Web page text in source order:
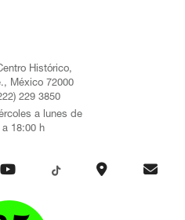
Histórico,
México 72000
229 3850
a lunes de
a 18:00 h